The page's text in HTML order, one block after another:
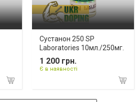
Сустанон 250 SP
Laboratories 10мл./250мг.
1 200 грн.
Є в наявності